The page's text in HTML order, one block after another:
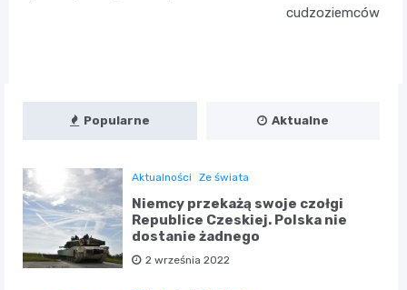
cudzoziemców
Popularne Aktualne
Aktualności Ze świata
Niemcy przekażą swoje czołgi
Republice Czeskiej. Polska nie
dostanie żadnego
2 września 2022